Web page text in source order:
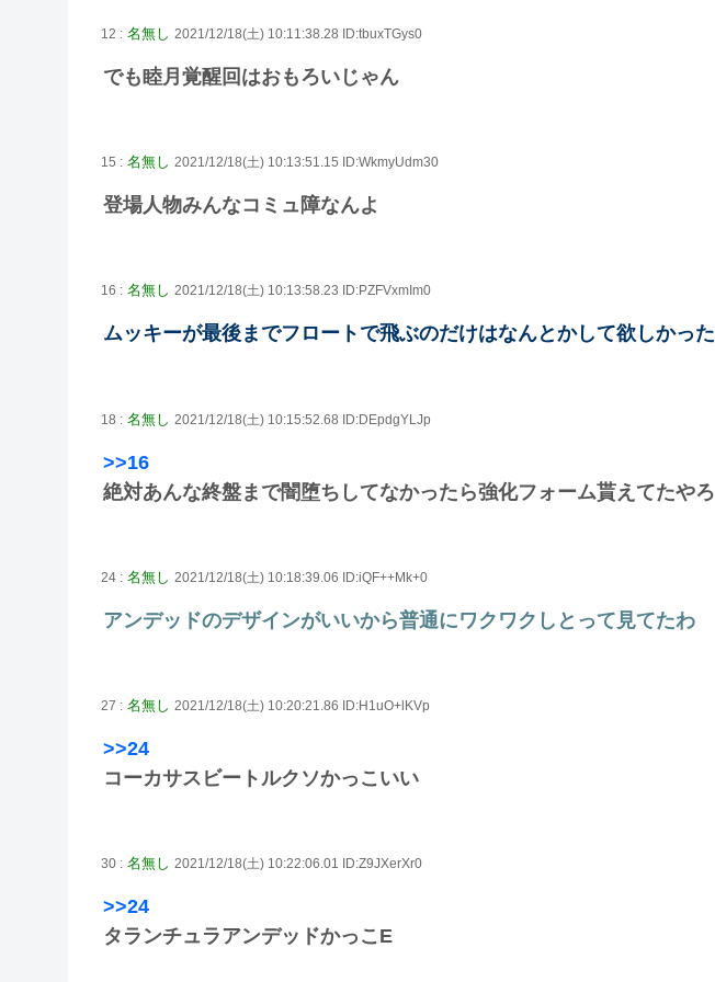
12 : 名無し 2021/12/18(土) 10:11:38.28 ID:tbuxTGys0
でも睦月覚醒回はおもろいじゃん
15 : 名無し 2021/12/18(土) 10:13:51.15 ID:WkmyUdm30
登場人物みんなコミュ障なんよ
16 : 名無し 2021/12/18(土) 10:13:58.23 ID:PZFVxmIm0
ムッキーが最後までフロートで飛ぶのだけはなんとかして欲しかった
18 : 名無し 2021/12/18(土) 10:15:52.68 ID:DEpdgYLJp
>>16
絶対あんな終盤まで闇堕ちしてなかったら強化フォーム貰えてたやろ
24 : 名無し 2021/12/18(土) 10:18:39.06 ID:iQF++Mk+0
アンデッドのデザインがいいから普通にワクワクしとって見てたわ
27 : 名無し 2021/12/18(土) 10:20:21.86 ID:H1uO+lKVp
>>24
コーカサスビートルクソかっこいい
30 : 名無し 2021/12/18(土) 10:22:06.01 ID:Z9JXerXr0
>>24
タランチュラアンデッドかっこE